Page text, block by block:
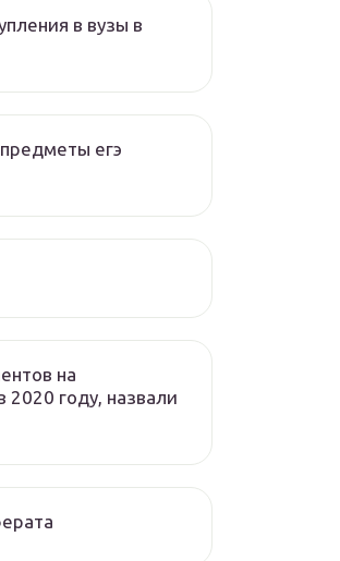
в вузы в
егэ
на
2020 году, назвали